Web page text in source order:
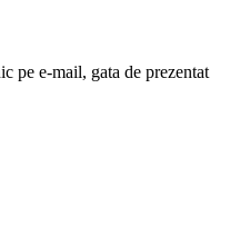
pe e-mail, gata de prezentat